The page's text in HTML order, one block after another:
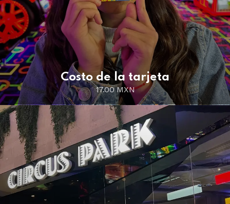
Costo de la tarjeta
17.00 MXN